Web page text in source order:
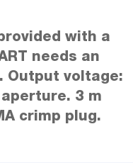
with a
needs an
voltage:
3 m
crimp plug.